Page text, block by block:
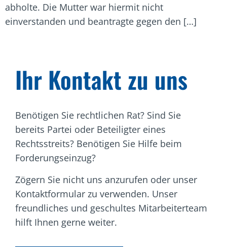
abholte. Die Mutter war hiermit nicht
einverstanden und beantragte gegen den […]
Ihr Kontakt zu uns
Benötigen Sie rechtlichen Rat? Sind Sie
bereits Partei oder Beteiligter eines
Rechtsstreits? Benötigen Sie Hilfe beim
Forderungseinzug?
Zögern Sie nicht uns anzurufen oder unser
Kontaktformular zu verwenden. Unser
freundliches und geschultes Mitarbeiterteam
hilft Ihnen gerne weiter.